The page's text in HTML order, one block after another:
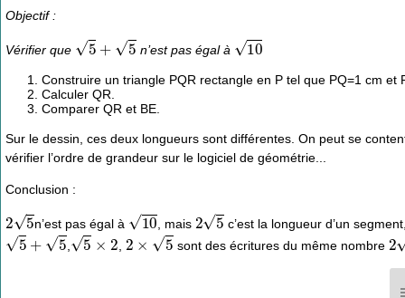
Objectif :
Vérifier que +5 n’est pas égal à 10
Construire un triangle PQR rectangle en P tel que PQ=1 cm et
Calculer QR.
Comparer QR et BE.
Sur le dessin, ces deux longueurs sont différentes. On peut se
vérifier l’ordre de grandeur sur le logiciel de géométrie...
Conclusion :
2 n’est pas égal à 10 , mais 2 c’est la longueur d’un
+5 ×2 2× sont des écritures du même nombre 2 5